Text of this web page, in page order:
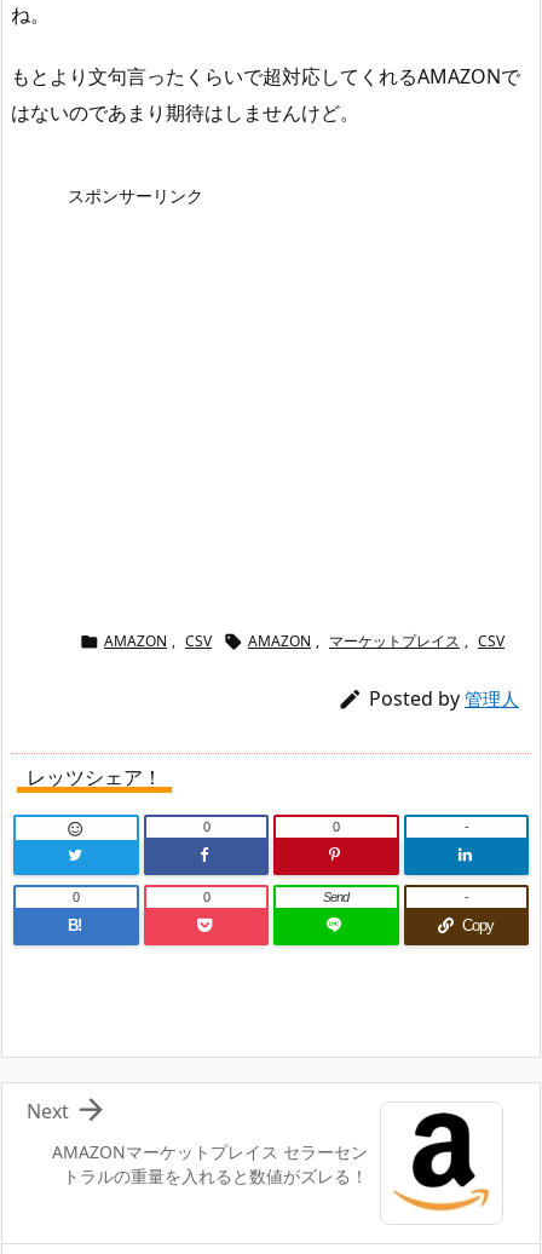
ね。
もとより文句言ったくらいで超対応してくれるAMAZONで
はないのであまり期待はしませんけど。
スポンサーリンク
 AMAZON , CSV  AMAZON , マーケットプレイス , CSV
 Posted by 管理人
レッツシェア！
 0 0 -
B!
0 0 Send
Copy
-
AMAZONマーケットプレイス セラーセン
トラルの重量を入れると数値がズレる！

Next